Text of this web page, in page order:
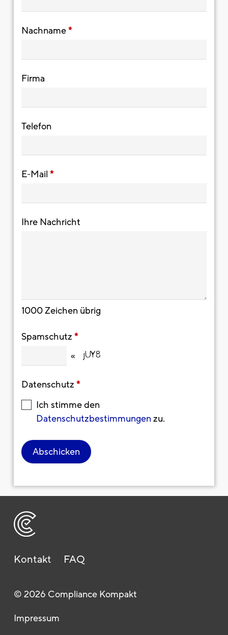
Nachname*
Firma
Telefon
E-Mail *
Ihre Nachricht
1000Zeichen übrig
Spamschutz *
«
Datenschutz *
Ich stimme den
Datenschutzbestimmungenzu.
Kontakt FAQ
© 2026 Compliance Kompakt
Impressum